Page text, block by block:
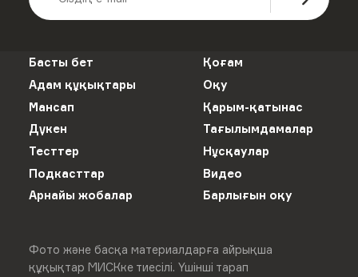
Басты бет
Қоғам
Адам құқықтары
Оқу
Мансап
Қарым-қатынас
Дүкен
Тағылымдамалар
Тесттер
Нұсқаулар
Подкасттар
Видео
Арнайы жобалар
Барлығын оқу
Фото және басқа материалдарға айрықша
құқықтар МИСКке тиесілі. Үшінші тарап